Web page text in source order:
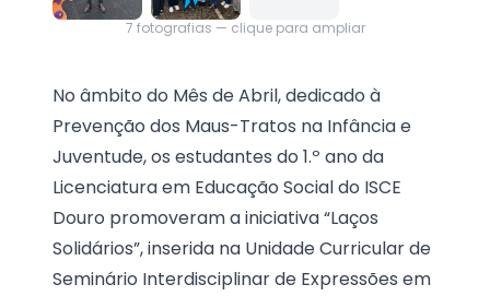
7 fotografias — clique para ampliar
No âmbito do Mês de Abril, dedicado à
Prevenção dos Maus-Tratos na Infância e
Juventude, os estudantes do 1.º ano da
Licenciatura em Educação Social do ISCE
Douro promoveram a iniciativa “Laços
Solidários”, inserida na Unidade Curricular de
Seminário Interdisciplinar de Expressões em